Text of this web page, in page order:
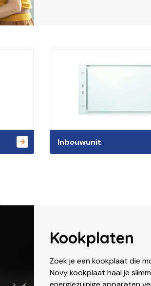
Inbouwunit
Kookplaten
Zoek je een kookplaat die
Novy kookplaat haal je